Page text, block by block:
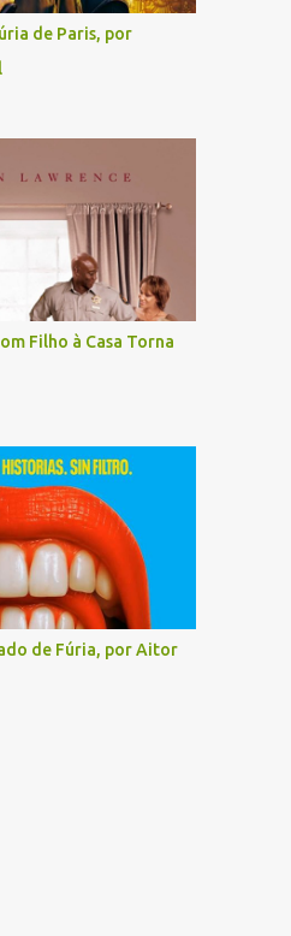
de Paris, por
Filho à Casa Torna
de Fúria, por Aitor